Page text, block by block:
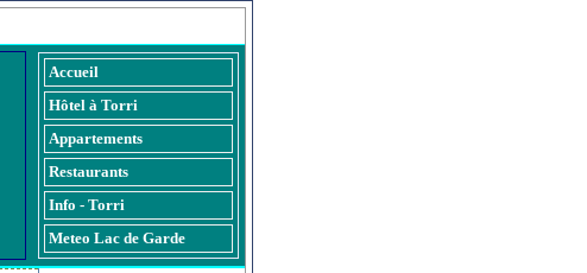
Accueil
Hôtel à Torri
Appartements
Restaurants
Info - Torri
Meteo Lac de Garde